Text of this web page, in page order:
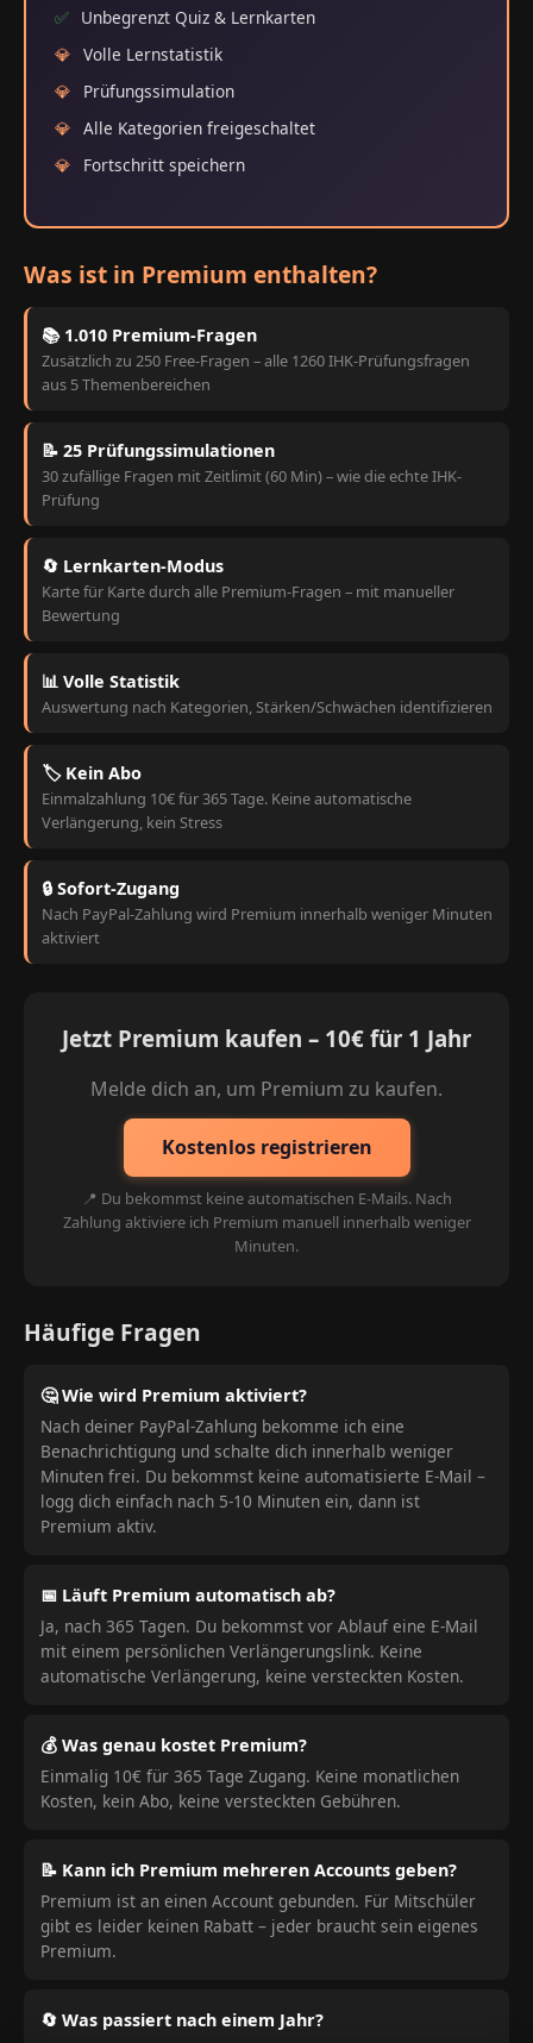
✅ Unbegrenzt Quiz & Lernkarten
💎 Volle Lernstatistik
💎
Prüfungssimulation
💎 Alle Kategorien freigeschaltet
💎
Fortschritt speichern
Was ist in Premium enthalten?
📚 1.010 Premium-Fragen
Zusätzlich zu 250 Free-Fragen – alle 1260 IHK-Prüfungsfragen
aus 5 Themenbereichen
📝 25 Prüfungssimulationen
30 zufällige Fragen mit Zeitlimit (60 Min) – wie die echte IHK-
Prüfung
🔄 Lernkarten-Modus
Karte für Karte durch alle Premium-Fragen – mit manueller
Bewertung
📊 Volle Statistik
Auswertung nach Kategorien, Stärken/Schwächen identifizieren
🏷️ Kein Abo
Einmalzahlung 10€ für 365 Tage. Keine automatische
Verlängerung, kein Stress
🔒 Sofort-Zugang
Nach PayPal-Zahlung wird Premium innerhalb weniger Minuten
aktiviert
Jetzt Premium kaufen – 10€ für 1 Jahr
Melde dich an, um Premium zu kaufen.
Kostenlos registrieren
📍 Du bekommst keine automatischen E-Mails. Nach
Zahlung aktiviere ich Premium manuell innerhalb weniger
Minuten.
Häufige Fragen
🤔 Wie wird Premium aktiviert?
Nach deiner PayPal-Zahlung bekomme ich eine
Benachrichtigung und schalte dich innerhalb weniger
Minuten frei. Du bekommst keine automatisierte E-Mail –
logg dich einfach nach 5-10 Minuten ein, dann ist
Premium aktiv.
📅 Läuft Premium automatisch ab?
Ja, nach 365 Tagen. Du bekommst vor Ablauf eine E-Mail
mit einem persönlichen Verlängerungslink. Keine
automatische Verlängerung, keine versteckten Kosten.
💰 Was genau kostet Premium?
Einmalig 10€ für 365 Tage Zugang. Keine monatlichen
Kosten, kein Abo, keine versteckten Gebühren.
📝 Kann ich Premium mehreren Accounts geben?
Premium ist an einen Account gebunden. Für Mitschüler
gibt es leider keinen Rabatt – jeder braucht sein eigenes
Premium.
🔄 Was passiert nach einem Jahr?